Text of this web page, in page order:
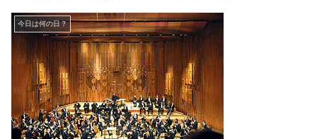
今日は何の日？